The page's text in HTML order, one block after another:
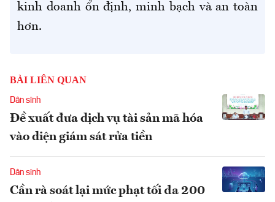
kinh doanh ổn định, minh bạch và an toàn
hơn.
BÀI LIÊN QUAN
Dân sinh
Đề xuất đưa dịch vụ tài sản mã hóa
vào diện giám sát rửa tiền
Dân sinh
Cần rà soát lại mức phạt tối đa 200